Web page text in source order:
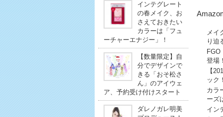
インテグレート
の春メイク、お
さえておきたい
カラーは「フュ
ーチャーエナジー」！
【数量限定】自
分でデザインで
きる「おそ松さ
ん」のアイウェ
ア、予約受け付けスタート
ダレノガレ明美
メイ
り迫
FGO
登場！
【
ック！
カラ
ーズ
イン